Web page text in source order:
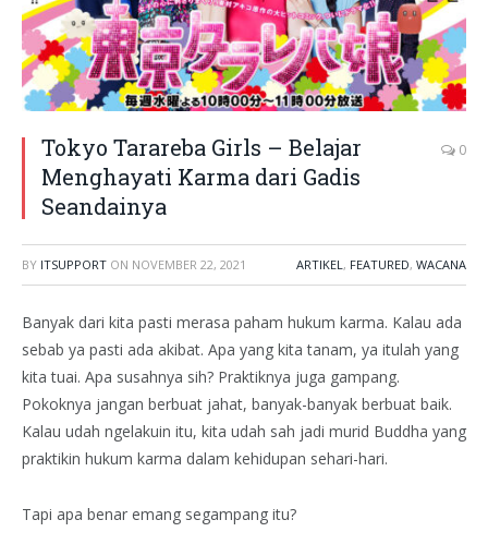
Tokyo Tarareba Girls – Belajar
Menghayati Karma dari Gadis
Seandainya
0
BY ITSUPPORT ON NOVEMBER 22, 2021 ARTIKEL, FEATURED, WACANA
Banyak dari kita pasti merasa paham hukum karma. Kalau ada
sebab ya pasti ada akibat. Apa yang kita tanam, ya itulah yang
kita tuai. Apa susahnya sih? Praktiknya juga gampang.
Pokoknya jangan berbuat jahat, banyak-banyak berbuat baik.
Kalau udah ngelakuin itu, kita udah sah jadi murid Buddha yang
praktikin hukum karma dalam kehidupan sehari-hari.
Tapi apa benar emang segampang itu?